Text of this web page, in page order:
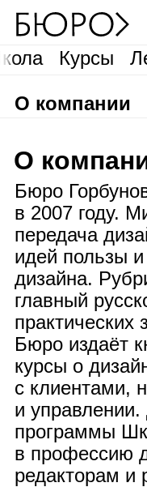
Курсы
О компании
О
Бюро
в 2007 году.
передача
идей пользы и
дизайна.
главный
практических
Бюро издаёт
курсы о
с клиентами,
и
программы
в профессию
редакторам и